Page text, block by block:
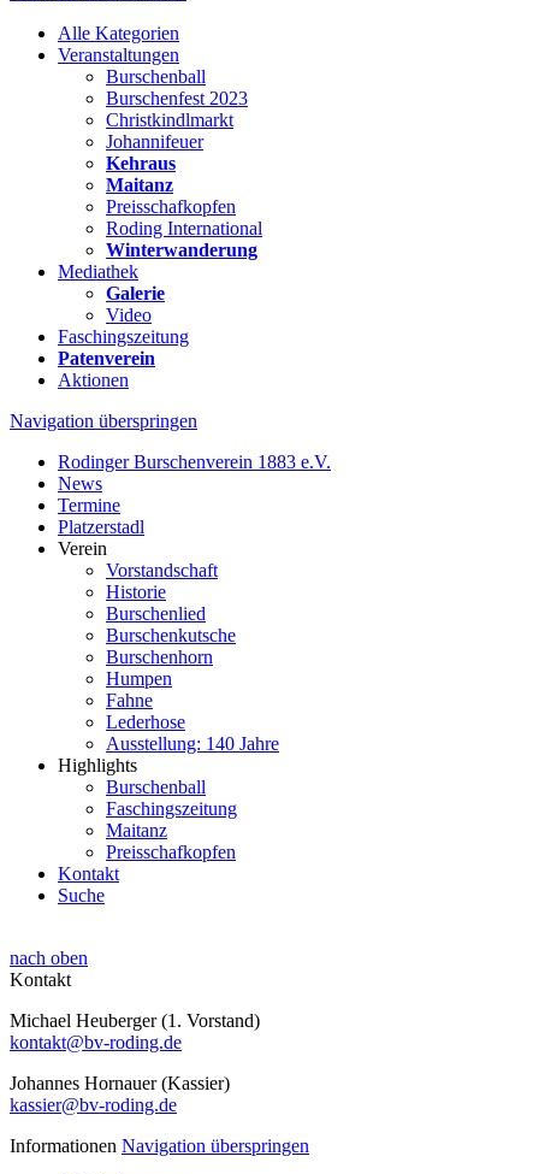
Alle Kategorien
Veranstaltungen
Burschenball
Burschenfest 2023
Christkindlmarkt
Johannifeuer
Kehraus
Maitanz
Preisschafkopfen
Roding International
Winterwanderung
Mediathek
Galerie
Video
Faschingszeitung
Patenverein
Aktionen
Navigation überspringen
Rodinger Burschenverein 1883 e.V.
News
Termine
Platzerstadl
Verein
Vorstandschaft
Historie
Burschenlied
Burschenkutsche
Burschenhorn
Humpen
Fahne
Lederhose
Ausstellung: 140 Jahre
Highlights
Burschenball
Faschingszeitung
Maitanz
Preisschafkopfen
Kontakt
Suche
nach oben
Kontakt
Michael Heuberger (1. Vorstand)
kontakt@bv-roding.de
Johannes Hornauer (Kassier)
kassier@bv-roding.de
Informationen Navigation überspringen